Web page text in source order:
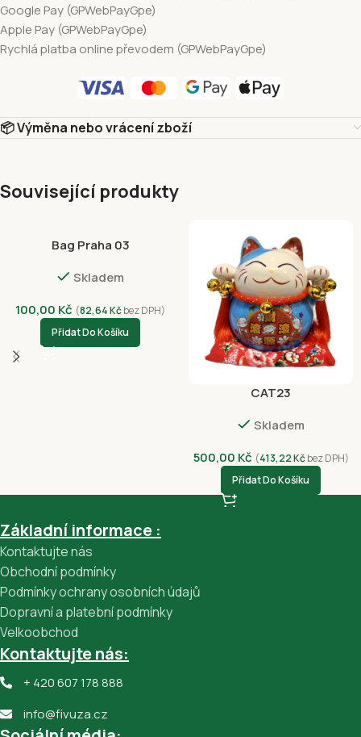
Google Pay (GPWebPayGpe)
Apple Pay (GPWebPayGpe)
Rychlá platba online převodem (GPWebPayGpe)
📦 Výměna nebo vrácení zboží
Související produkty
Bag Praha 03
Skladem
100,00 Kč (82,64Kčbez DPH)
Přidat Do Košíku
CAT23
Skladem
500,00 Kč (413,22Kčbez DPH)
Přidat Do Košíku
Základní informace :
Kontaktujte nás
Obchodní podmínky
Podmínky ochrany osobních údajů
Dopravní a platební podmínky
Velkoobchod
Kontaktujte nás:
+ 420 607 178 888
info@fivuza.cz